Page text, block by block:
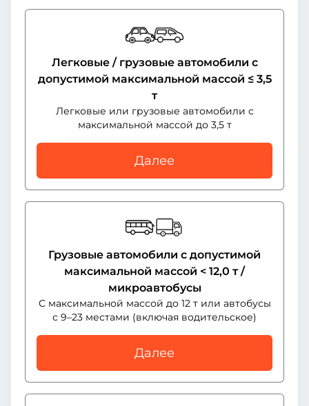
Легковые / грузовые автомобили с
допустимой максимальной массой ≤ 3,5
т
Легковые или грузовые автомобили с
максимальной массой до 3,5 т
Далее
Грузовые автомобили с допустимой
максимальной массой < 12,0 т /
микроавтобусы
С максимальной массой до 12 т или автобусы
с 9–23 местами (включая водительское)
Далее